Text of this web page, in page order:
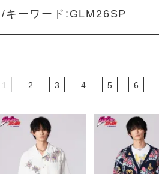
キーワード:GLM26SP
1 2 3 4 5 6